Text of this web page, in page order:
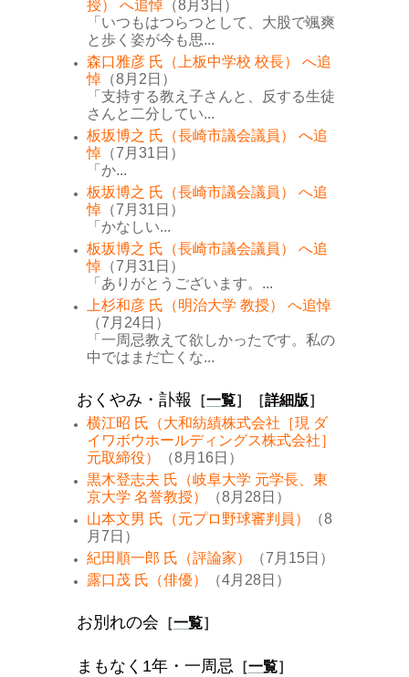
授） へ追悼 （8月3日）
「いつもはつらつとして、大股で颯爽
と歩く姿が今も思...
森口雅彦 氏（上板中学校 校長） へ追
悼 （8月2日）
「支持する教え子さんと、反する生徒
さんと二分してい...
板坂博之 氏（長崎市議会議員） へ追
悼 （7月31日）
「か...
板坂博之 氏（長崎市議会議員） へ追
悼 （7月31日）
「かなしい...
板坂博之 氏（長崎市議会議員） へ追
悼 （7月31日）
「ありがとうございます。...
上杉和彦 氏（明治大学 教授） へ追悼
（7月24日）
「一周忌教えて欲しかったです。私の
中ではまだ亡くな...
おくやみ・訃報 ［一覧］［詳細版］
横江昭 氏（大和紡績株式会社［現 ダ
イワボウホールディングス株式会社］
元取締役）
（8月16日）
黒木登志夫 氏（岐阜大学 元学長、東
京大学 名誉教授）
（8月28日）
山本文男 氏（元プロ野球審判員）
（8
月7日）
紀田順一郎 氏（評論家）
（7月15日）
露口茂 氏（俳優）
（4月28日）
お別れの会 ［一覧］
まもなく1年・一周忌 ［一覧］